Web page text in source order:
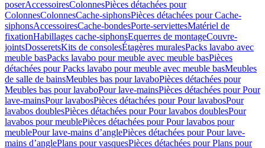
poserAccessoiresColonnesPièces détachées pour
ColonnesColonnesCache-siphonsPièces détachées pour Cache-
siphonsAccessoiresCache-bondesPorte-serviettesMatériel de
fixationHabillages cache-siphonsEquerres de montageCouvre-
jointsDosseretsKits de consolesÉtagères muralesPacks lavabo avec
meuble basPacks lavabo pour meuble avec meuble basPièces
détachées pour Packs lavabo pour meuble avec meuble basMeubles
de salle de bainsMeubles bas pour lavaboPièces détachées pour
Meubles bas pour lavaboPour lave-mainsPièces détachées pour Pour
lave-mainsPour lavabosPièces détachées pour Pour lavabosPour
lavabos doublesPièces détachées pour Pour lavabos doublesPour
lavabos pour meublePièces détachées pour Pour lavabos pour
meublePour lave-mains d’anglePièces détachées pour Pour lave-
mains d’anglePlans pour vasquesPièces détachées pour Plans pour